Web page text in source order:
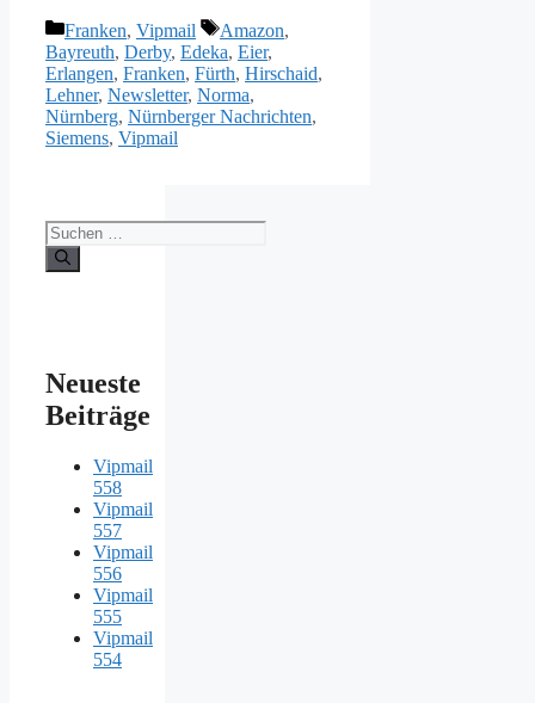
Kategorien
Franken, Vipmail Schlagwörter
Amazon,
Bayreuth, Derby, Edeka, Eier,
Erlangen, Franken, Fürth, Hirschaid,
Lehner, Newsletter, Norma,
Nürnberg, Nürnberger Nachrichten,
Siemens, Vipmail
Suche
nach:
Neueste
Beiträge
Vipmail
558
Vipmail
557
Vipmail
556
Vipmail
555
Vipmail
554